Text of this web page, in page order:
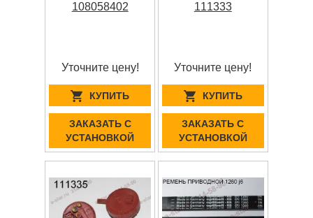
108058402
Уточните цену!
КУПИТЬ
ЗАКАЗАТЬ С
УСТАНОВКОЙ
111333
Уточните цену!
КУПИТЬ
ЗАКАЗАТЬ С
УСТАНОВКОЙ